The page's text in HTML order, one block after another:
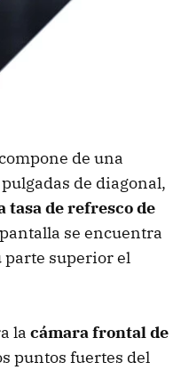
de una
de diagonal,
tasa de refresco de
se encuentra
parte superior el
la cámara frontal de
puntos fuertes del